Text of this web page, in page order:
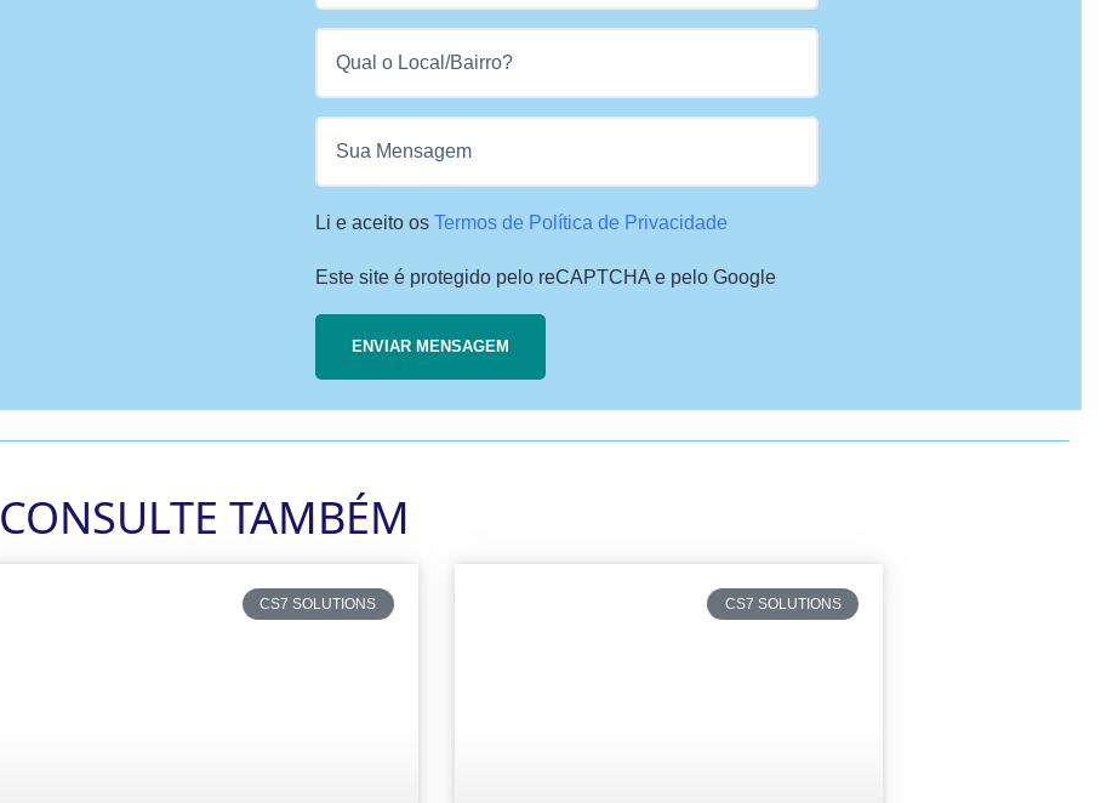
Li e aceito os Termos de Política de Privacidade
Este site é protegido pelo reCAPTCHA e pelo Google
CONSULTE TAMBÉM
CS7 SOLUTIONS CS7 SOLUTIONS